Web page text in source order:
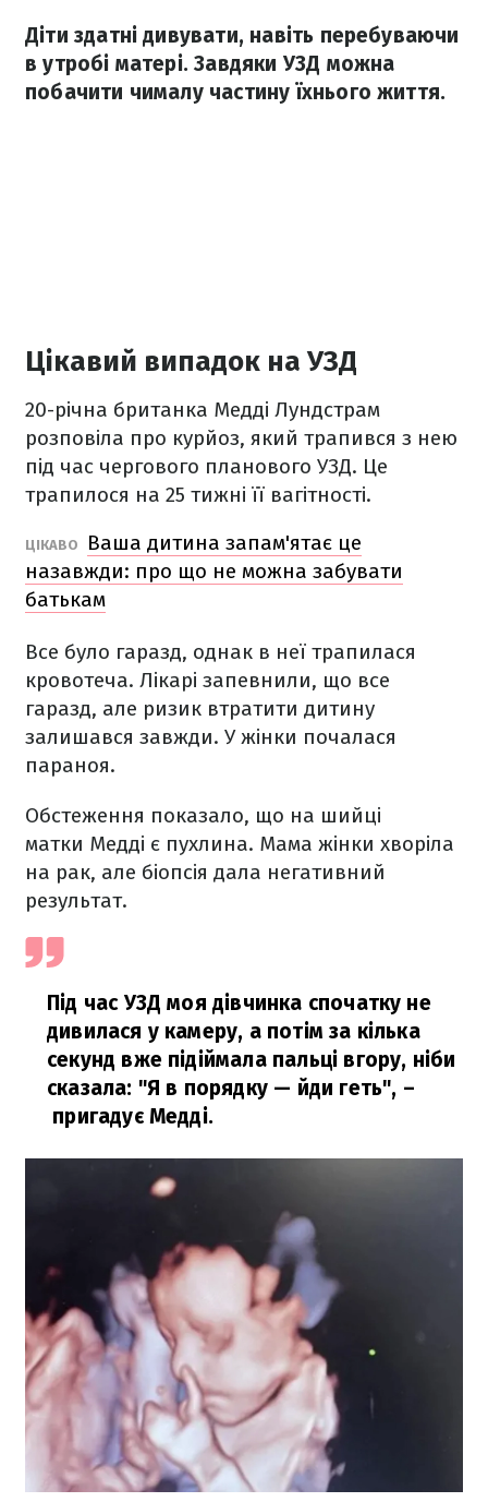
Діти здатні дивувати, навіть перебуваючи
в утробі матері. Завдяки УЗД можна
побачити чималу частину їхнього життя.
Цікавий випадок на УЗД
20-річна британка Медді Лундстрам
розповіла про курйоз, який трапився з нею
під час чергового планового УЗД. Це
трапилося на 25 тижні її вагітності.
ЦІКАВО
Ваша дитина запам'ятає це
назавжди: про що не можна забувати
батькам
Все було гаразд, однак в неї трапилася
кровотеча. Лікарі запевнили, що все
гаразд, але ризик втратити дитину
залишався завжди. У жінки почалася
параноя.
Обстеження показало, що на шийці
матки Медді є пухлина. Мама жінки хворіла
на рак, але біопсія дала негативний
результат.
Під час УЗД моя дівчинка спочатку не
дивилася у камеру, а потім за кілька
секунд вже підіймала пальці вгору, ніби
сказала: "Я в порядку — йди геть", –
пригадує Медді.